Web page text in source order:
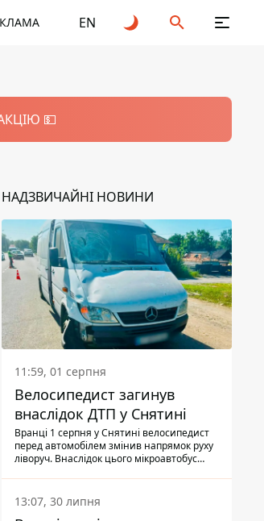
EN
💵
НАДЗВИЧАЙНІ НОВИНИ
11:59, 01 серпня
Велосипедист загинув
внаслідок ДТП у Снятині
Вранці 1 серпня у Снятині велосипедист
перед автомобілем змінив напрямок руху
ліворуч. Внаслідок цього мікроавтобус
13:07, 30 липня